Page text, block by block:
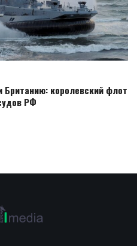
Британию: королевский флот
РФ